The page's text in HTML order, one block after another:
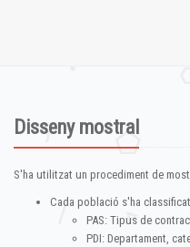
Disseny mostral
S'ha utilitzat un procediment de
Cada població s'ha
PAS: Tipus de
PDI: Departament,